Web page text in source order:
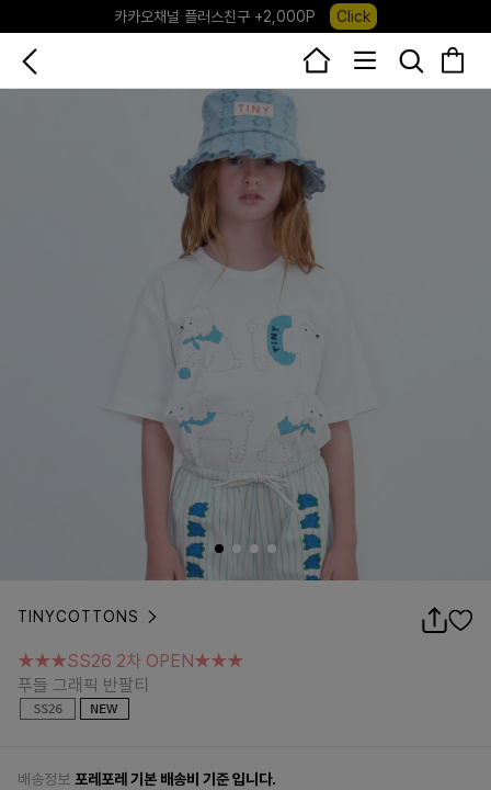
카카오채널 플러스친구 +2,000P
Click
포레포레 앱 다운로드 +3,000P
Down
TINYCOTTONS
푸들 그래픽 반팔티
★★★SS26 2차 OPEN★★★
푸들 그래픽 반팔티
배송정보 포레포레 기본 배송비 기준 입니다.